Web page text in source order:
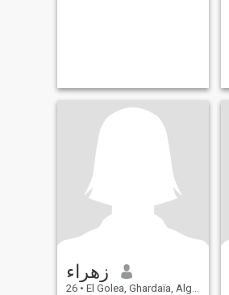
زهراء
26 • El Golea, Ghardaïa, Algerien